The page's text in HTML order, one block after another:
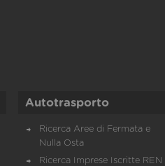
Autotrasporto
Ricerca Aree di Fermata e
Nulla Osta
Ricerca Imprese Iscritte REN